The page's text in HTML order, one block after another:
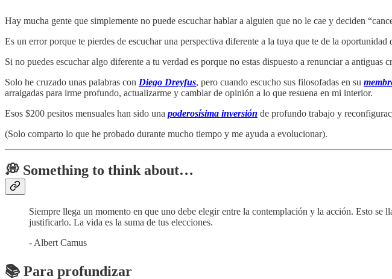
Hay mucha gente que simplemente no puede escuchar hablar a alguien que no le cae y deciden
Es un error porque te pierdes de escuchar una perspectiva diferente a la tuya que te de la
Si no puedes escuchar algo diferente a tu verdad es porque no estas dispuesto a renunciar a antiguas
Solo he cruzado unas palabras con Diego Dreyfus, pero cuando escucho sus filosofadas en su
arraigadas para irme profundo, actualizarme y cambiar de opinión a lo que resuena en mi interior.
Esos $200 pesitos mensuales han sido una poderosísima inversión de profundo trabajo y
(Solo comparto lo que he probado durante mucho tiempo y me ayuda a evolucionar).
💭 Something to think about…
Siempre llega un momento en que uno debe elegir entre la contemplación y la acción. Esto
justificarlo. La vida es la suma de tus elecciones.
- Albert Camus
📚 Para profundizar